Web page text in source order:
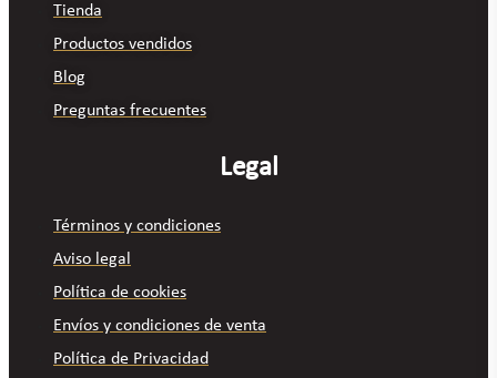
Tienda
Productos vendidos
Blog
Preguntas frecuentes
Legal
Términos y condiciones
Aviso legal
Política de cookies
Envíos y condiciones de venta
Política de Privacidad